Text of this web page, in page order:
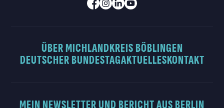
ÜBER MICHLANDKREIS BÖBLINGEN
DEUTSCHER BUNDESTAGAKTUELLESKONTAKT
MEIN NEWSLETTER UND BERICHT AUS BERLIN